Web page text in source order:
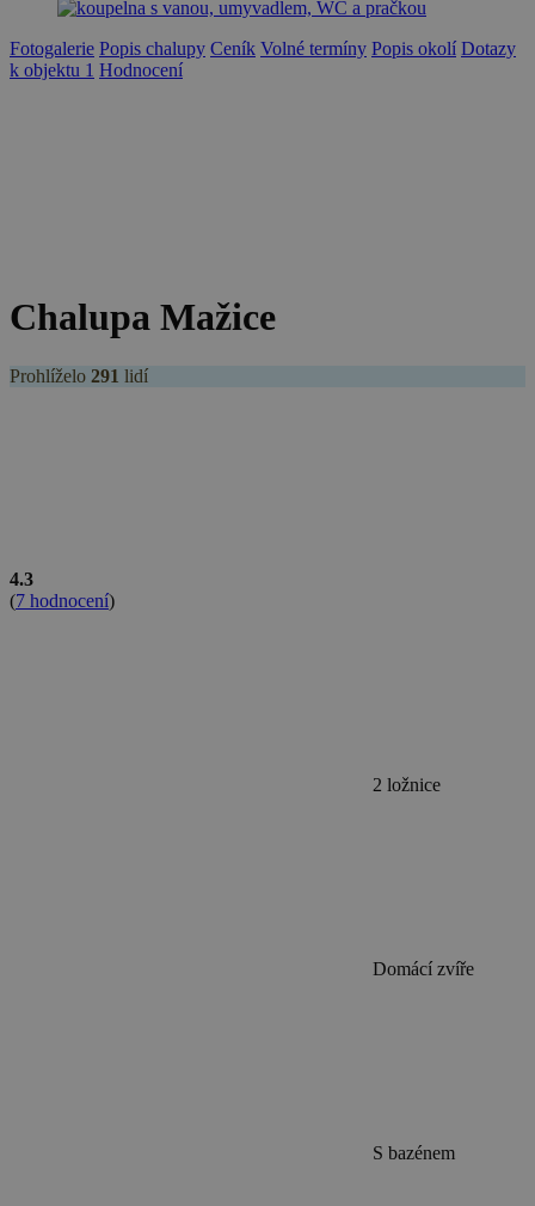
Fotogalerie Popis chalupy Ceník Volné termíny Popis okolí Dotazy
k objektu 1 Hodnocení
Chalupa Mažice
Prohlíželo 291 lidí
4.3
(7 hodnocení)
2 ložnice
Domácí zvíře
S bazénem